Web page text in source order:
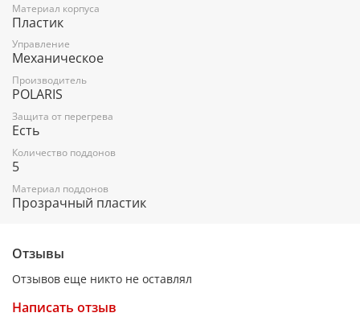
Количество поддонов
5
35 мм
Материал поддонов
непрозрачный пластик
Регулировка высоты поддона
есть
есть
Защита от перегрева
есть
Материал корпуса
Пластик
Управление
Механическое
Производитель
POLARIS
Защита от перегрева
Есть
Количество поддонов
5
Материал поддонов
Прозрачный пластик
Отзывы
Отзывов еще никто не оставлял
Написать отзыв